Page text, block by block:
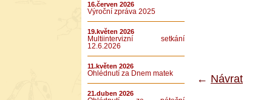
16.červen 2026
Výroční zpráva 2025
19.květen 2026
Multiintervizní setkání
12.6.2026
11.květen 2026
Ohlédnutí za Dnem matek
21.duben 2026
← Návrat